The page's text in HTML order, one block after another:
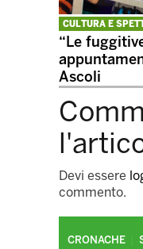
CULTURA E
“Le
Ascoli
Devi essere
commento.
CRONACHE